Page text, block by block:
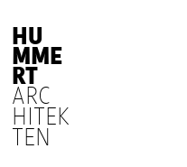
HU
MME
RT
ARC
HITEK
TEN